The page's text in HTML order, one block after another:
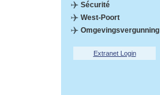
Sécurité
West-Poort
Omgevingsvergunning
Extranet Login